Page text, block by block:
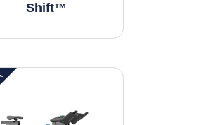
Shift™